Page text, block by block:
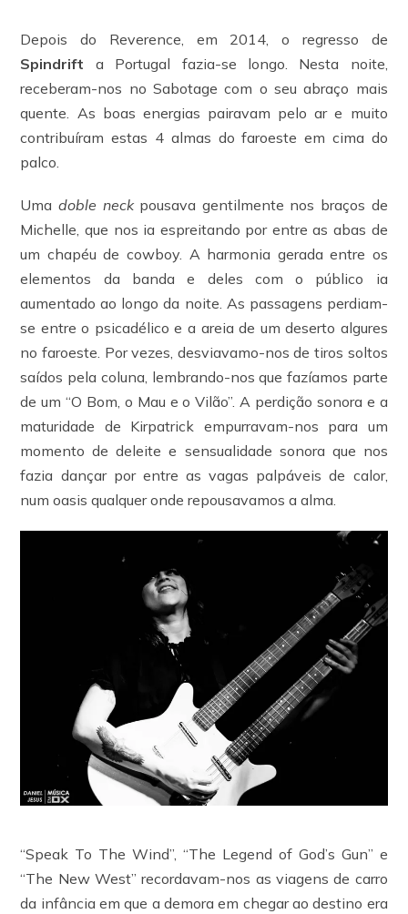
Depois do Reverence, em 2014, o regresso de
Spindrift a Portugal fazia-se longo. Nesta noite,
receberam-nos no Sabotage com o seu abraço mais
quente. As boas energias pairavam pelo ar e muito
contribuíram estas 4 almas do faroeste em cima do
palco.
Uma doble neck pousava gentilmente nos braços de
Michelle, que nos ia espreitando por entre as abas de
um chapéu de cowboy. A harmonia gerada entre os
elementos da banda e deles com o público ia
aumentado ao longo da noite. As passagens perdiam-
se entre o psicadélico e a areia de um deserto algures
no faroeste. Por vezes, desviavamo-nos de tiros soltos
saídos pela coluna, lembrando-nos que fazíamos parte
de um “O Bom, o Mau e o Vilão”. A perdição sonora e a
maturidade de Kirpatrick empurravam-nos para um
momento de deleite e sensualidade sonora que nos
fazia dançar por entre as vagas palpáveis de calor,
num oasis qualquer onde repousavamos a alma.
“Speak To The Wind”, “The Legend of God’s Gun” e
“The New West” recordavam-nos as viagens de carro
da infância em que a demora em chegar ao destino era